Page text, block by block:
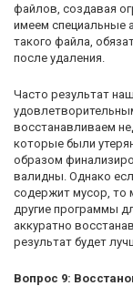
файлов, создавая
имеем специальные
такого файла,
после удаления.
Часто результат
восстанавливаем
которые были
образом
валидны. Однако
содержит мусор, то
другие программы
аккуратно
результат будет
Вопрос 9: